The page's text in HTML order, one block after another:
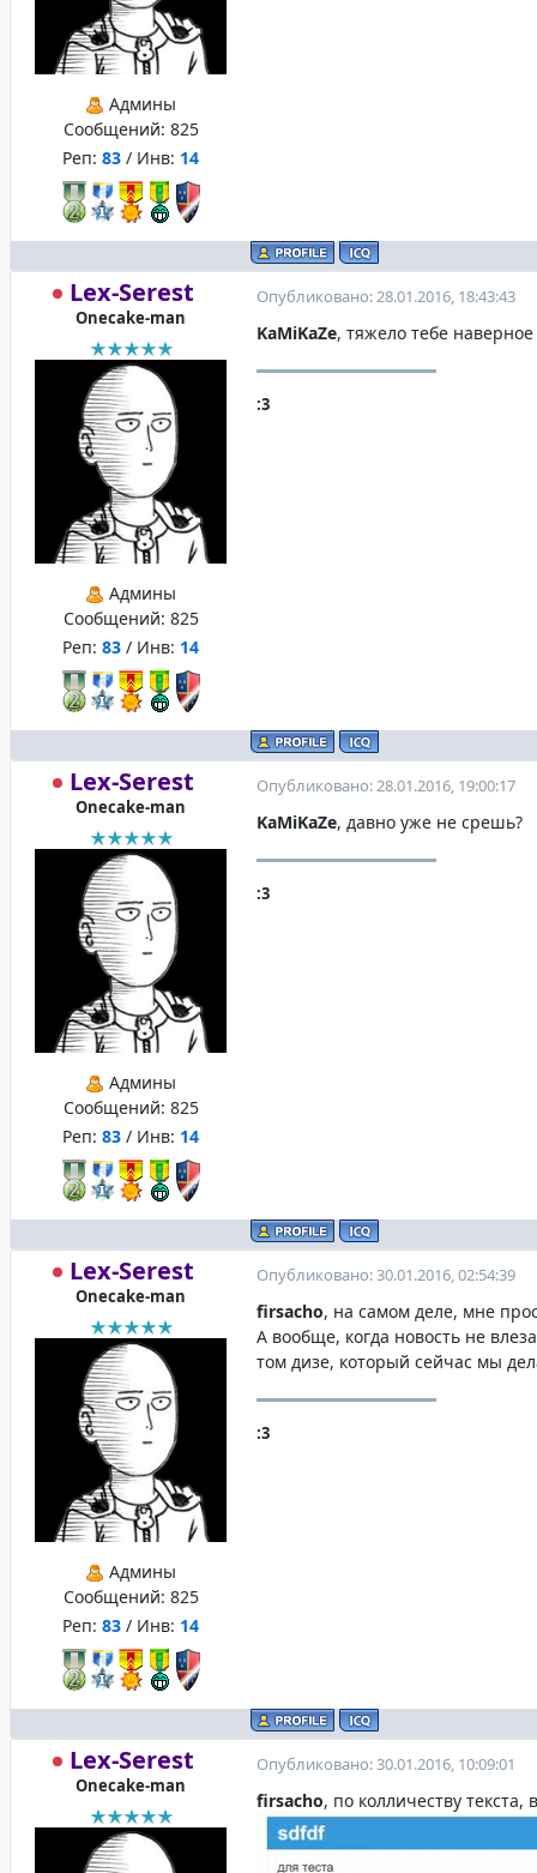
Админы
Сообщений: 825
Реп: 83 / Инв: 14
Lex-Serest
Onecake-man
Админы
Сообщений: 825
Реп: 83 / Инв: 14
Опубликовано: 28.01.2016, 18:43:43
KaMiKaZe, тяжело тебе
:3
Lex-Serest
Onecake-man
Админы
Сообщений: 825
Реп: 83 / Инв: 14
Опубликовано: 28.01.2016, 19:00:17
KaMiKaZe, давно уже не срешь?
:3
Lex-Serest
Onecake-man
Админы
Сообщений: 825
Реп: 83 / Инв: 14
Опубликовано: 30.01.2016, 02:54:39
firsacho, на самом деле, мне
А вообще, когда новость не
том дизе, который сейчас мы
:3
Lex-Serest
Onecake-man
Опубликовано: 30.01.2016, 10:09:01
firsacho, по колличеству